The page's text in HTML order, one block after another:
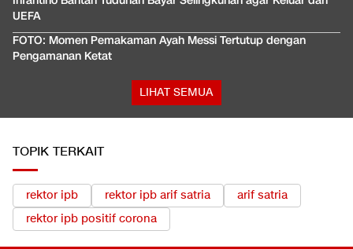
UEFA
FOTO: Momen Pemakaman Ayah Messi Tertutup dengan
Pengamanan Ketat
LIHAT SEMUA
TOPIK TERKAIT
rektor ipb rektor ipb arif satria
arif satria
rektor ipb positif corona